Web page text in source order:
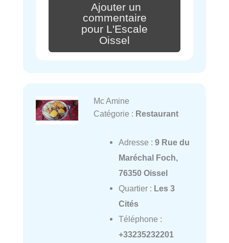
Ajouter un
commentaire
pour L'Escale
Oissel
Mc Amine
Catégorie : Restaurant
Adresse : 9 Rue du
Maréchal Foch,
76350 Oissel
Quartier : Les 3
Cités
Téléphone :
+33235232201